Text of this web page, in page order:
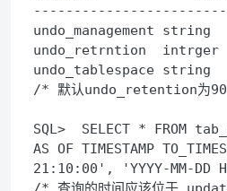
undo_management string
undo_retrntion  intrger
undo_tablespace string
/* 默认undo_retention为
SQL>  SELECT * FROM
AS OF TIMESTAMP
21:10:00', 'YYYY-MM-DD